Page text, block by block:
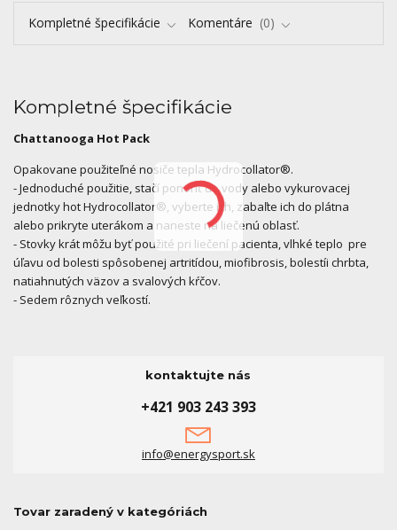
Kompletné špecifikácie Komentáre 0
Kompletné špecifikácie
Chattanooga Hot Pack
Opakovane použiteľné nosiče tepla Hydrocollator®.
- Jednoduché použitie, stačí ponoriť do vody alebo vykurovacej
jednotky hot Hydrocollator®, vyberte ich, zabaľte ich do plátna
alebo prikryte uterákom a naneste na liečenú oblasť.
- Stovky krát môžu byť použité pri liečení pacienta, vlhké teplo pre
úľavu od bolesti spôsobenej artritídou, miofibrosis, bolestíi chrbta,
natiahnutých väzov a svalových kŕčov.
- Sedem rôznych veľkostí.
kontaktujte nás
+421 903 243 393
info@energysport.sk
Tovar zaradený v kategóriách